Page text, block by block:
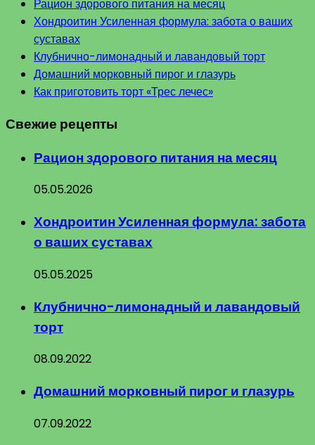
Рацион здорового питания на месяц
Хондроитин Усиленная формула: забота о ваших
суставах
Клубнично-лимонадный и лавандовый торт
Домашний морковный пирог и глазурь
Как приготовить торт «Трес лечес»
Свежие рецепты
Рацион здорового питания на месяц
05.05.2026
Хондроитин Усиленная формула: забота
о ваших суставах
05.05.2025
Клубнично-лимонадный и лавандовый
торт
08.09.2022
Домашний морковный пирог и глазурь
07.09.2022